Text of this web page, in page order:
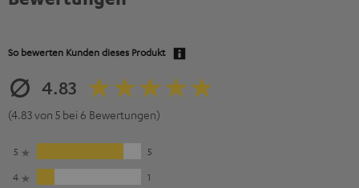
So bewerten Kunden dieses Produkt
4.83
(4.83 von 5 bei 6 Bewertungen)
5
5
4
1